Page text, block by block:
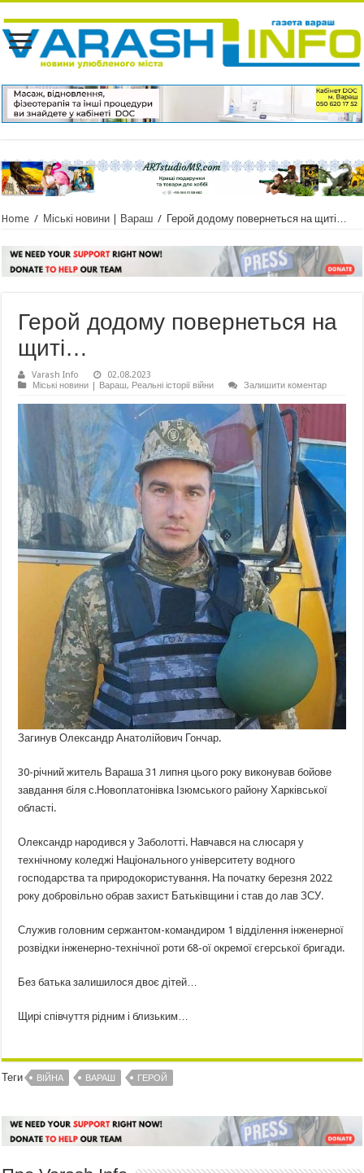
Home / Міські новини | Вараш / Герой додому повернеться на щиті…
Герой додому повернеться на
щиті…
Varash Info
02.08.2023
Міські новини | Вараш, Реальні історії війни Залишити коментар
Загинув Олександр Анатолійович Гончар.
30-річний житель Вараша 31 липня цього року виконував бойове
завдання біля с.Новоплатонівка Ізюмського району Харківської
області.
Олександр народився у Заболотті. Навчався на слюсаря у
технічному коледжі Національного університету водного
господарства та природокористування. На початку березня 2022
року добровільно обрав захист Батьківщини і став до лав ЗСУ.
Служив головним сержантом-командиром 1 відділення інженерної
розвідки інженерно-технічної роти 68-ої окремої єгерської бригади.
Без батька залишилося двоє дітей…
Щирі співчуття рідним і близьким…
Теги ВІЙНА ВАРАШ ГЕРОЙ